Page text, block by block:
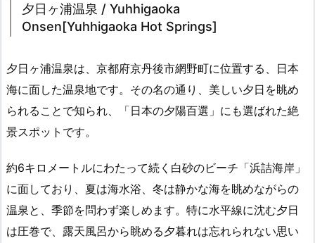
夕日ヶ浦温泉 / Yuhhigaoka
Onsen[Yuhhigaoka Hot Springs]
夕日ヶ浦温泉は、京都府京丹後市網野町に位置する、日本
海に面した温泉地です。その名の通り、美しい夕日を眺め
られることで知られ、「日本の夕陽百選」にも選ばれた絶
景スポットです。
約6キロメートルにわたって続く白砂のビーチ「浜詰海岸」
に面しており、夏は海水浴、冬は静かな海を眺めながらの
温泉と、季節を問わず楽しめます。特に水平線に沈む夕日
は圧巻で、露天風呂から眺める夕暮れは忘れられない思い